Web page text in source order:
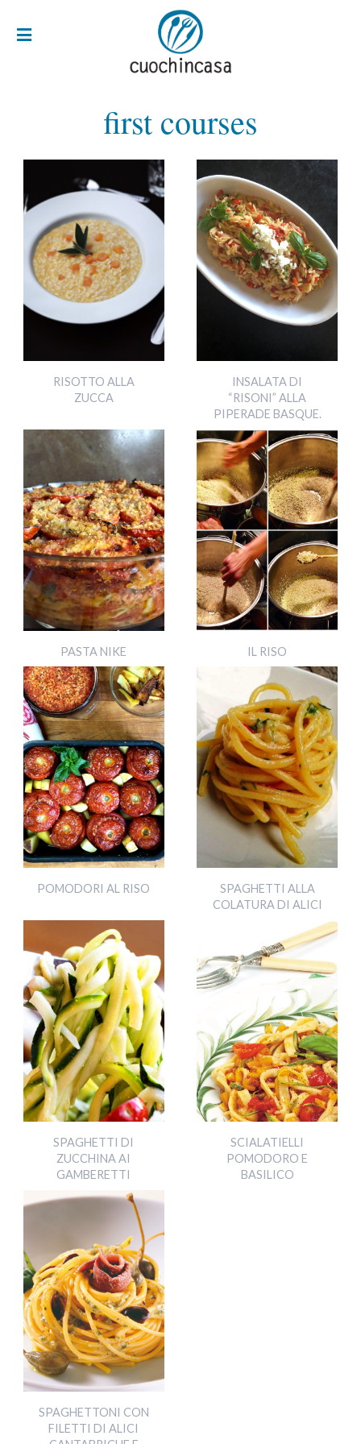
first courses
RISOTTO ALLA
ZUCCA
INSALATA DI
“RISONI” ALLA
PIPERADE BASQUE.
PASTA NIKE IL RISO
POMODORI AL RISO
SPAGHETTI ALLA
COLATURA DI ALICI
SPAGHETTI DI
ZUCCHINA AI
GAMBERETTI
SCIALATIELLI
POMODORO E
BASILICO
SPAGHETTONI CON
FILETTI DI ALICI